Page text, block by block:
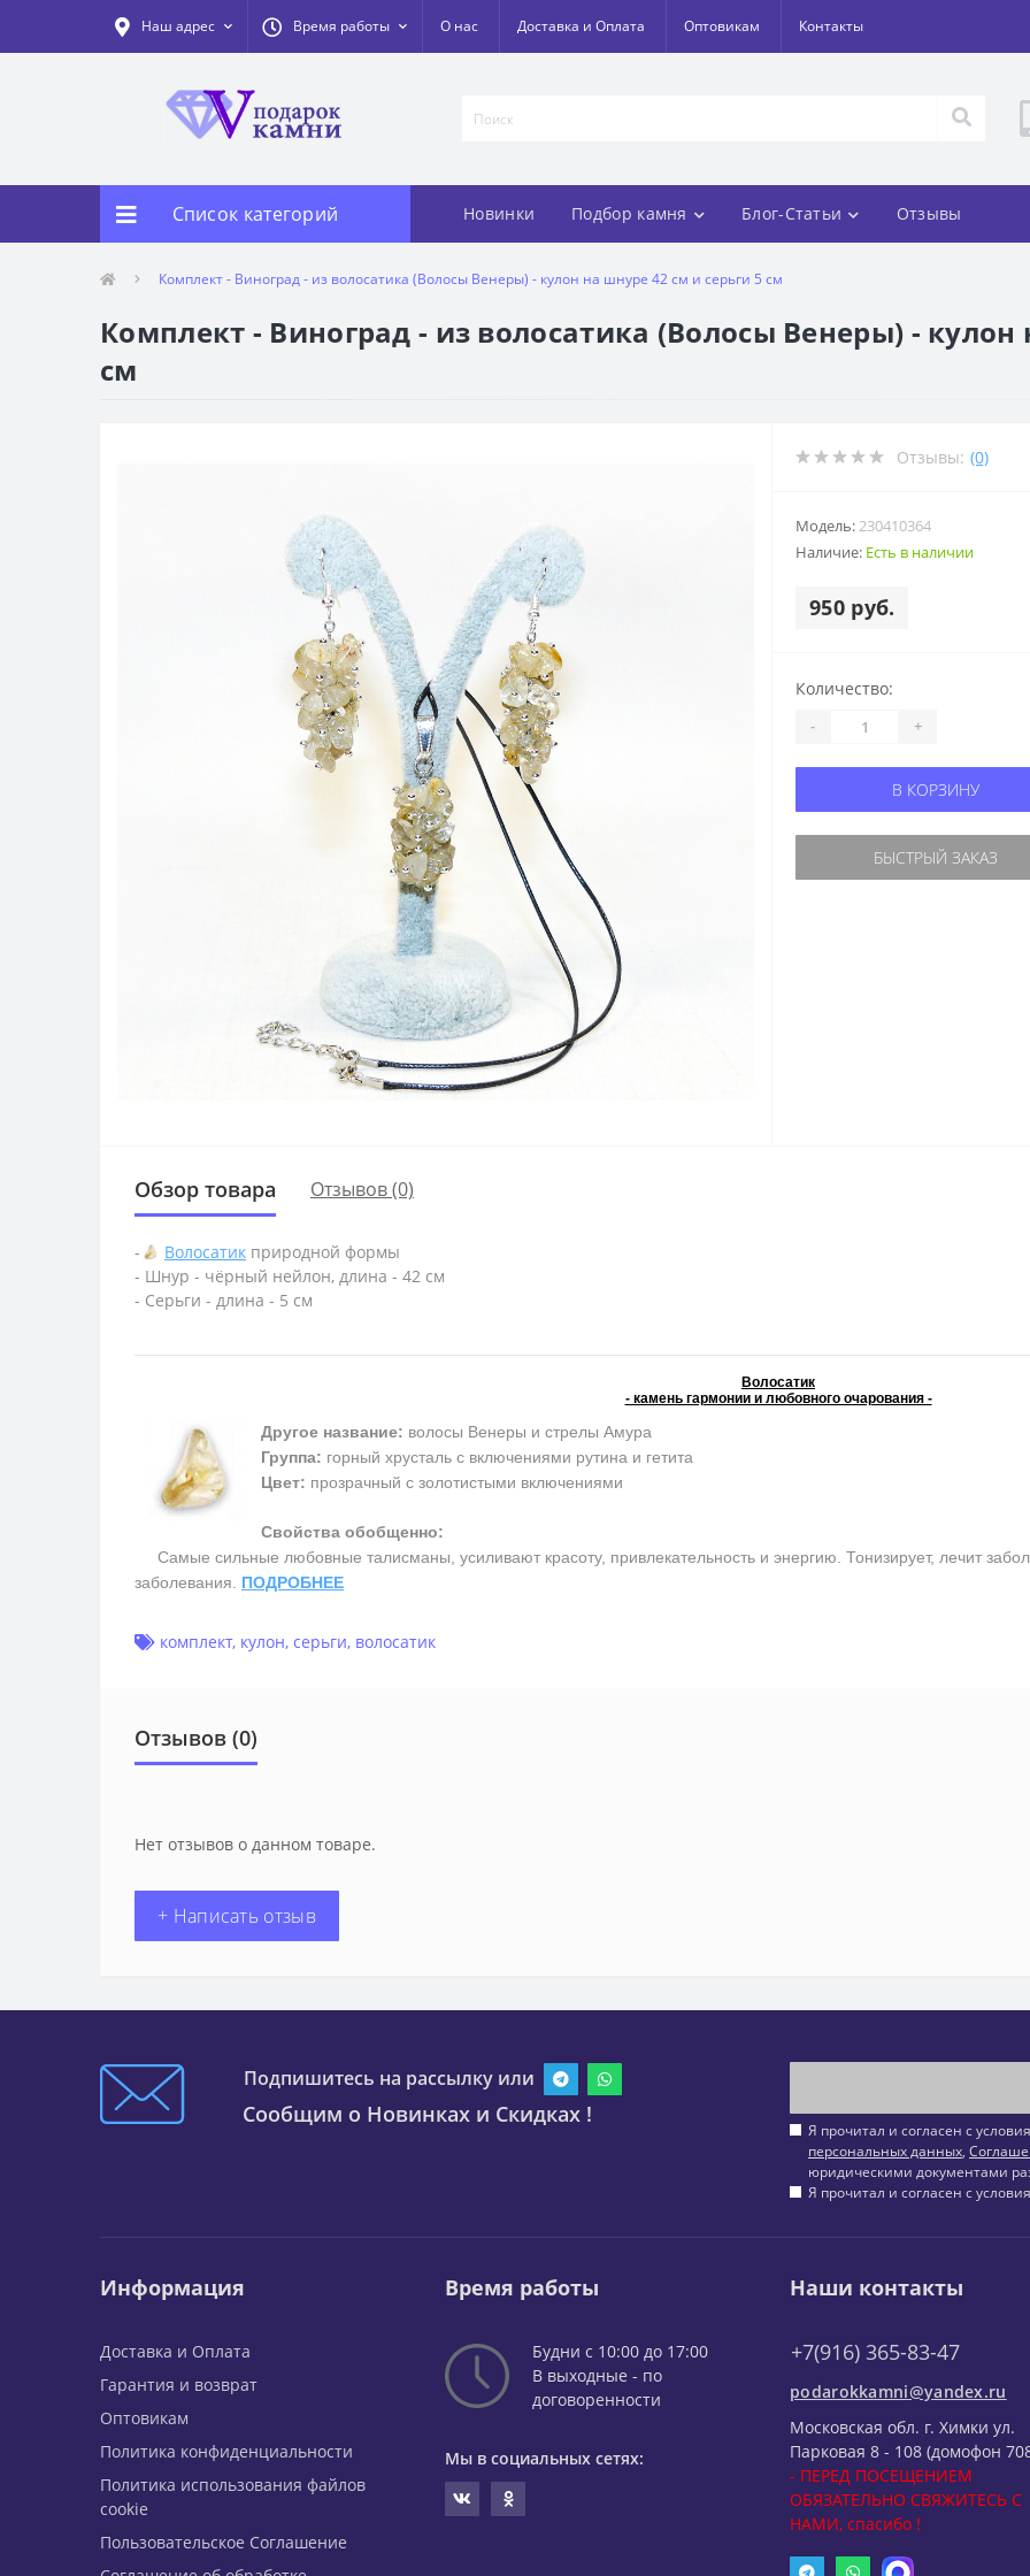
Наш адрес Время работы О нас Доставка и Оплата Оптовикам Контакты
Список категорий Новинки Подбор камня Блог-Статьи Отзывы
Комплект - Виноград - из волосатика (Волосы Венеры) - кулон на шнуре 42 см и серьги 5 см
Комплект - Виноград - из волосатика (Волосы Венеры) - кулон
см
Отзывы: (0)
Модель: 230410364
Наличие: Есть в наличии
950 руб.
Количество:
- +
В КОРЗИНУ
БЫСТРЫЙ ЗАКАЗ
Обзор товара Отзывов (0)
- Волосатик природной формы
- Шнур - чёрный нейлон, длина - 42 см
- Серьги - длина - 5 см
Волосатик
- камень гармонии и любовного очарования -
Другое название: волосы Венеры и стрелы Амура
Группа: горный хрусталь с включениями рутина и гетита
Цвет: прозрачный с золотистыми включениями
Свойства обобщенно:
Самые сильные любовные талисманы, усиливают красоту, привлекательность и энергию. Тонизирует, лечит
заболевания. ПОДРОБНЕЕ
комплект, кулон, серьги, волосатик
Отзывов (0)
Нет отзывов о данном товаре.
+ Написать отзыв
Подпишитесь на рассылку или
Сообщим о Новинках и Скидках !
Я прочитал и согласен с
персональных данных,
юридическими документами
Я прочитал и согласен с
Информация
Доставка и Оплата
Гарантия и возврат
Оптовикам
Политика конфиденциальности
Политика использования файлов
cookie
Пользовательское Соглашение
Время работы
Будни с 10:00 до 17:00
В выходные - по
договоренности
Мы в социальных сетях:
Наши контакты
+7(916) 365-83-47
podarokkamni@yandex.ru
Московская обл. г. Химки ул.
Парковая 8 - 108 (домофон
- ПЕРЕД ПОСЕЩЕНИЕМ
ОБЯЗАТЕЛЬНО СВЯЖИТЕСЬ С
НАМИ, спасибо !